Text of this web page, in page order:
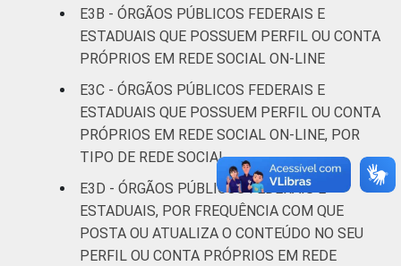
E3B - ÓRGÃOS PÚBLICOS FEDERAIS E
ESTADUAIS QUE POSSUEM PERFIL OU CONTA
PRÓPRIOS EM REDE SOCIAL ON-LINE
E3C - ÓRGÃOS PÚBLICOS FEDERAIS E
ESTADUAIS QUE POSSUEM PERFIL OU CONTA
PRÓPRIOS EM REDE SOCIAL ON-LINE, POR
TIPO DE REDE SOCIAL
E3D - ÓRGÃOS PÚBLICOS FEDERAIS E
ESTADUAIS, POR FREQUÊNCIA COM QUE
POSTA OU ATUALIZA O CONTEÚDO NO SEU
PERFIL OU CONTA PRÓPRIOS EM REDE